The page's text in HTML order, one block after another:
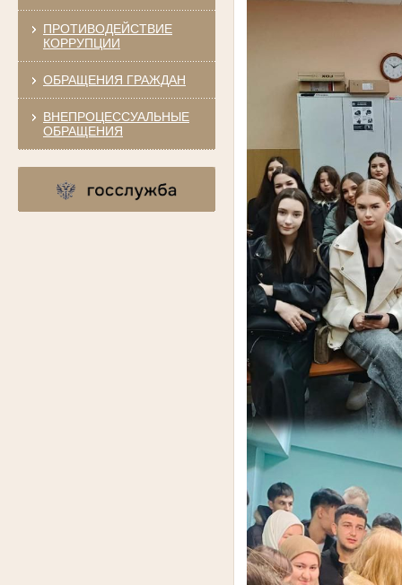
ПРОТИВОДЕЙСТВИЕ
КОРРУПЦИИ
ОБРАЩЕНИЯ ГРАЖДАН
ВНЕПРОЦЕССУАЛЬНЫЕ
ОБРАЩЕНИЯ